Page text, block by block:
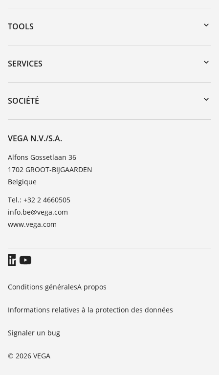
TOOLS
Téléchargements
Recherche par numéro de série
DTM Collection/PACTware
SERVICES
Retour d'appareil
Formations
Liste de compatibilité chimique
TeamViewer
SOCIÉTÉ
Carrière
À propos de VEGA
Contact
News
Presse
Blog
VEGA N.V./S.A.
Alfons Gossetlaan 36
1702 GROOT-BIJGAARDEN
Belgique
Tel.: +32 2 4660505
info.be@vega.com
www.vega.com
© 2026 VEGA
Conditions généralesA propos
Informations relatives à la protection des données
Signaler un bug